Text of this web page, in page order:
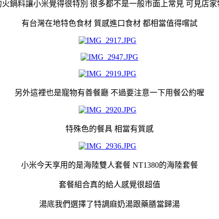
鍋料讓小米覺得很特別 很多都不是一般市面上常見 可見店
有台灣在地特色食材 質感進口食材 都相當值得嚐試
另外這裡也是寵物有善餐廳 不過要注意一下用餐公約喔
特殊色的餐具 相當有質感
小米今天享用的是海陸雙人套餐 NT1380的海陸套餐
套餐組合真的給人感覺很超值
湯底我們選擇了特調麻奶湯跟藥膳當歸湯